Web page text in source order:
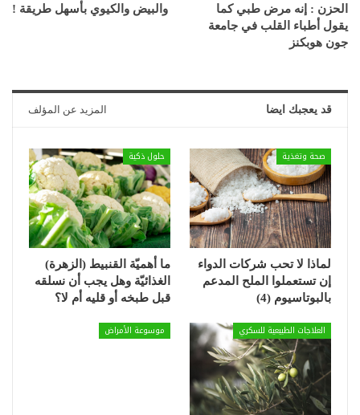
الحزن : إنه مرض طبي كما
يقول أطباء القلب في جامعة
جون هوبكنز
والبيض والكيوي بأسهل طريقة !
قد يعجبك ايضا المزيد عن المؤلف
صحة وتغذية
لماذا لا تحب شركات الدواء
إن تستعملوا الملح المدعم
بالبوتاسيوم (4)
حلول ذكية
ما أهميّة القنبيط (الزهرة)
الغذائيّة وهل يجب أن نسلقه
قبل طبخه أو قليه أم لا؟
العلاجات الطبيعية للسكري موسوعة الأمراض